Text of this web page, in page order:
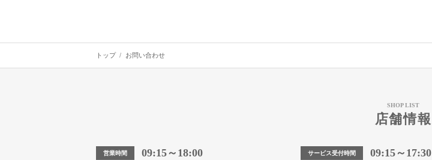
トップ お問い合わせ
SHOP LIST
店舗情報
営業時間 09:15～18:00 サービス受付時間 09:15～17:30